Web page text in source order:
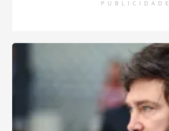
PUBLICIDADE